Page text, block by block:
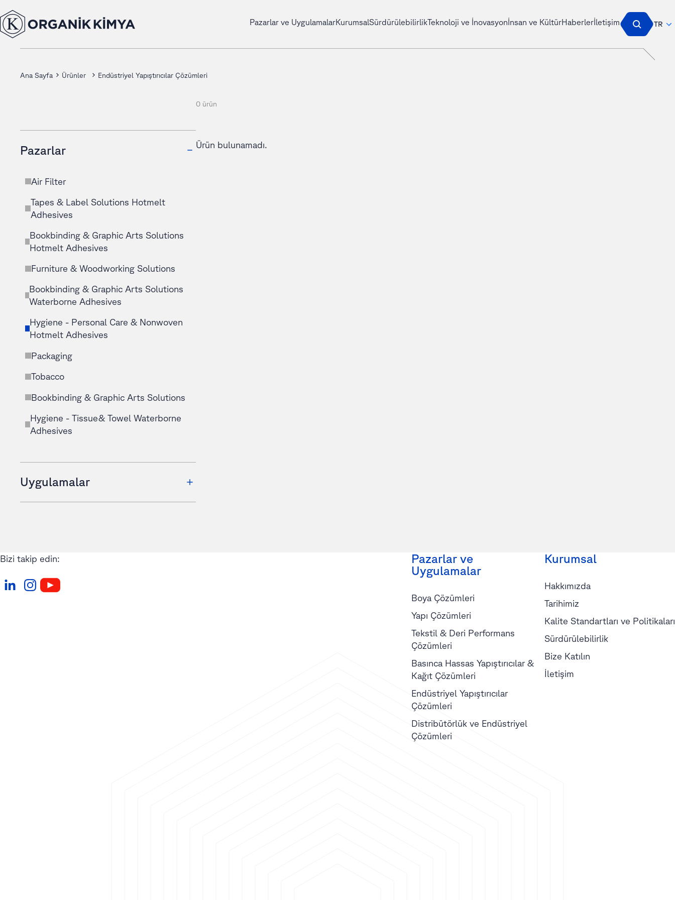
Pazarlar ve UygulamalarKurumsalSürdürülebilirlikTeknoloji ve İnovasyonİnsan ve KültürHaberlerİletişim TR
Ana Sayfa Ürünler Endüstriyel Yapıştırıcılar Çözümleri
Pazarlar
Air Filter
Tapes & Label Solutions Hotmelt
Adhesives
Bookbinding & Graphic Arts Solutions
Hotmelt Adhesives
Furniture & Woodworking Solutions
Bookbinding & Graphic Arts Solutions
Waterborne Adhesives
Hygiene - Personal Care & Nonwoven
Hotmelt Adhesives
Packaging
Tobacco
Bookbinding & Graphic Arts Solutions
Hygiene - Tissue& Towel Waterborne
Adhesives
Uygulamalar
0 ürün
Ürün bulunamadı.
Bizi takip edin:
Pazarlar ve
Uygulamalar
Boya Çözümleri
Yapı Çözümleri
Tekstil & Deri Performans
Çözümleri
Basınca Hassas Yapıştırıcılar &
Kağıt Çözümleri
Endüstriyel Yapıştırıcılar
Çözümleri
Distribütörlük ve Endüstriyel
Çözümleri
Kurumsal
Hakkımızda
Tarihimiz
Kalite Standartları ve Politikaları
Sürdürülebilirlik
Bize Katılın
İletişim